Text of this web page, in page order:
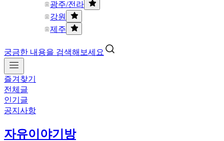
광주/전라
강원
제주
궁금한 내용을 검색해보세요
즐겨찾기
전체글
인기글
공지사항
자유이야기방